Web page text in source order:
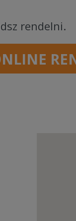
rendelni.